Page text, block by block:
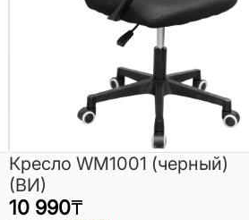
Кресло WM1001 (черный)
(ВИ)
10 990₸